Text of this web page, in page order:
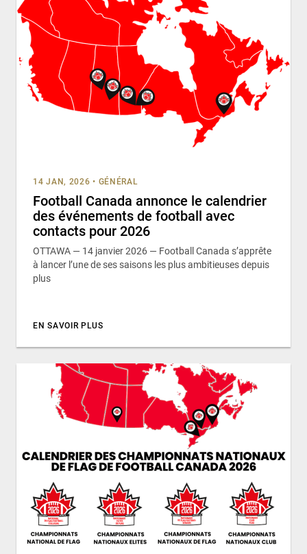
14 JAN, 2026 • GÉNÉRAL
Football Canada annonce le calendrier
des événements de football avec
contacts pour 2026
OTTAWA — 14 janvier 2026 — Football Canada s’apprête
à lancer l’une de ses saisons les plus ambitieuses depuis
plus
EN SAVOIR PLUS